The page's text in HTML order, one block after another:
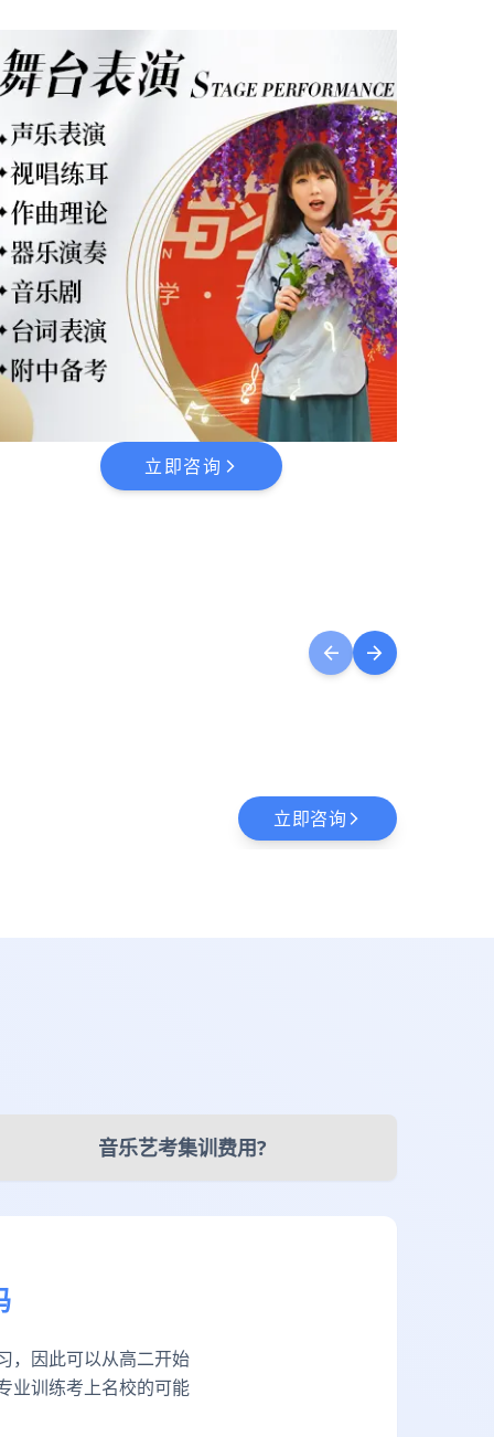
立即咨询 arrow_forward_ios
arrow_back arrow_forward
立即咨询 arrow_forward_ios
音乐艺考集训费用?
，因此可以从高二开始
业训练考上名校的可能